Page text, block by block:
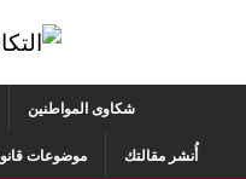
شكاوى المواطنين
موضوعات أُنشر مقالتك